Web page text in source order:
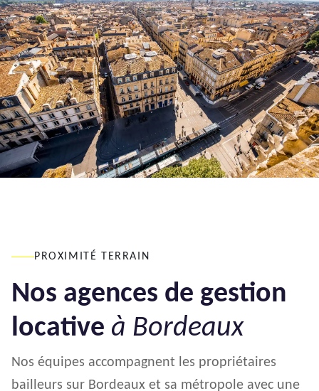
PROXIMITÉ TERRAIN
Nos agences de gestion
locative à Bordeaux
Nos équipes accompagnent les propriétaires
bailleurs sur Bordeaux et sa métropole avec une